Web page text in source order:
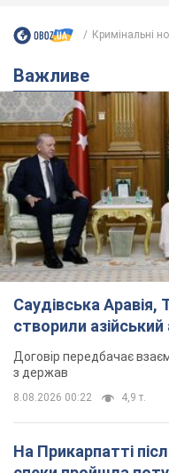
Саудівська Аравія,
створили
Договір передбачає
з держав
8.08.2026 00:22 4,9 т.
На Прикарпатті
спеки пройшла
дороги
Відео
курортний Буковель
спортивної